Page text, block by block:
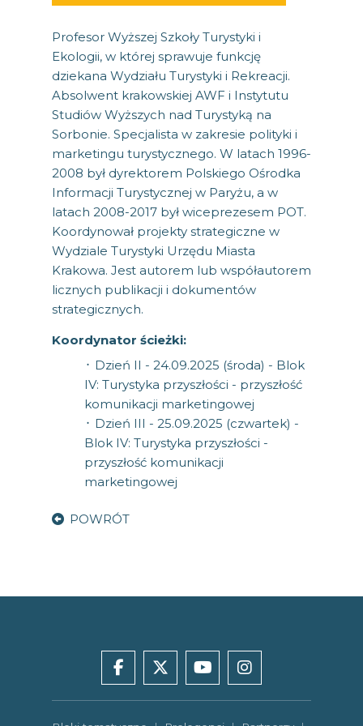
Profesor Wyższej Szkoły Turystyki i
Ekologii, w której sprawuje funkcję
dziekana Wydziału Turystyki i Rekreacji.
Absolwent krakowskiej AWF i Instytutu
Studiów Wyższych nad Turystyką na
Sorbonie. Specjalista w zakresie polityki i
marketingu turystycznego. W latach 1996-
2008 był dyrektorem Polskiego Ośrodka
Informacji Turystycznej w Paryżu, a w
latach 2008-2017 był wiceprezesem POT.
Koordynował projekty strategiczne w
Wydziale Turystyki Urzędu Miasta
Krakowa. Jest autorem lub współautorem
licznych publikacji i dokumentów
strategicznych.
Koordynator ścieżki:
᛫ Dzień II - 24.09.2025 (środa) - Blok
IV: Turystyka przyszłości - przyszłość
komunikacji marketingowej
᛫ Dzień III - 25.09.2025 (czwartek) -
Blok IV: Turystyka przyszłości -
przyszłość komunikacji
marketingowej
POWRÓT
facebook x youtube instagram